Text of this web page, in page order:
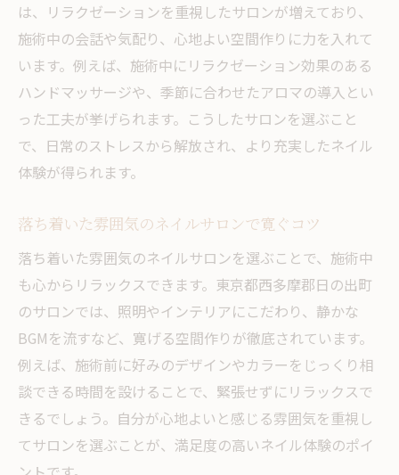
は、リラクゼーションを重視したサロンが増えており、
施術中の会話や気配り、心地よい空間作りに力を入れて
います。例えば、施術中にリラクゼーション効果のある
ハンドマッサージや、季節に合わせたアロマの導入とい
った工夫が挙げられます。こうしたサロンを選ぶこと
で、日常のストレスから解放され、より充実したネイル
体験が得られます。
落ち着いた雰囲気のネイルサロンで寛ぐコツ
落ち着いた雰囲気のネイルサロンを選ぶことで、施術中
も心からリラックスできます。東京都西多摩郡日の出町
のサロンでは、照明やインテリアにこだわり、静かな
BGMを流すなど、寛げる空間作りが徹底されています。
例えば、施術前に好みのデザインやカラーをじっくり相
談できる時間を設けることで、緊張せずにリラックスで
きるでしょう。自分が心地よいと感じる雰囲気を重視し
てサロンを選ぶことが、満足度の高いネイル体験のポイ